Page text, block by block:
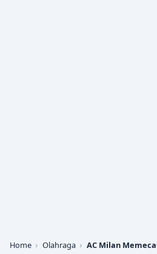
Home Olahraga AC Milan